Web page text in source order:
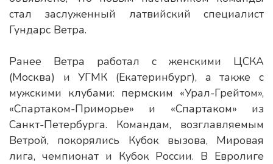
стал заслуженный латвийский специалист
Гундарс Ветра.
Ранее Ветра работал с женскими ЦСКА
(Москва) и УГМК (Екатеринбург), а также с
мужскими клубами: пермским «Урал-Грейтом»,
«Спартаком-Приморье» и «Спартаком» из
Санкт-Петербурга. Командам, возглавляемым
Ветрой, покорялись Кубок вызова, Мировая
лига, чемпионат и Кубок России. В Евролиге